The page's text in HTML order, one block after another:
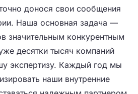
донося свои сообщения
Наша основная задача —
значительным конкурентным
десятки тысяч компаний
экспертизу. Каждый год мы
наши внутренние